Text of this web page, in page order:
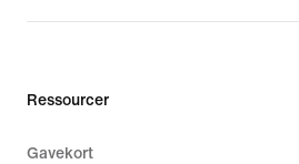
Ressourcer
Gavekort